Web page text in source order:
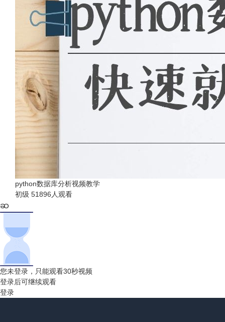
python数据库分析视频教学
初级 51896人观看
您未登录，只能观看30秒视频
登录后可继续观看
登录